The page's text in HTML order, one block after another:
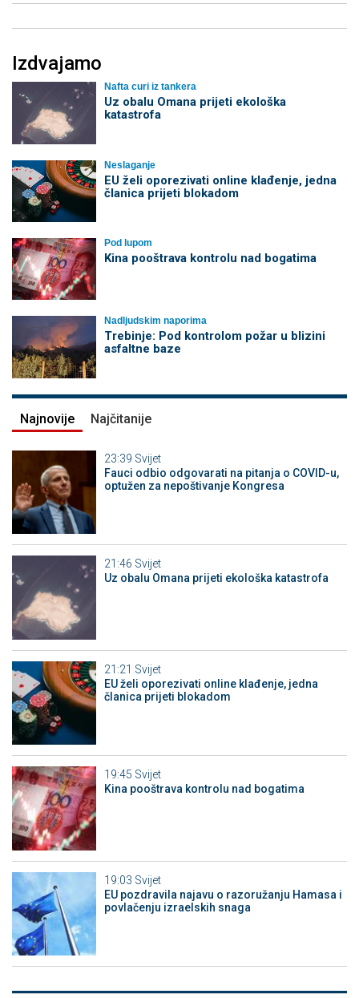
Izdvajamo
Nafta curi iz tankera
Uz obalu Omana prijeti ekološka
katastrofa
Neslaganje
EU želi oporezivati online klađenje, jedna
članica prijeti blokadom
Pod lupom
Kina pooštrava kontrolu nad bogatima
Nadljudskim naporima
Trebinje: Pod kontrolom požar u blizini
asfaltne baze
Najnovije Najčitanije
23:39 Svijet
Fauci odbio odgovarati na pitanja o COVID-u,
optužen za nepoštivanje Kongresa
21:46 Svijet
Uz obalu Omana prijeti ekološka katastrofa
21:21 Svijet
EU želi oporezivati online klađenje, jedna
članica prijeti blokadom
19:45 Svijet
Kina pooštrava kontrolu nad bogatima
19:03 Svijet
EU pozdravila najavu o razoružanju Hamasa i
povlačenju izraelskih snaga